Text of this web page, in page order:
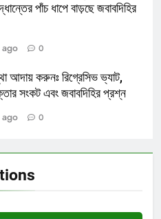
পাঁচ ধাপে বাড়ছে জবাবদিহির
0
আদায় করুনঃ রিগ্রেসিভ ভ্যাট,
সংকট এবং জবাবদিহির প্রশ্ন
0